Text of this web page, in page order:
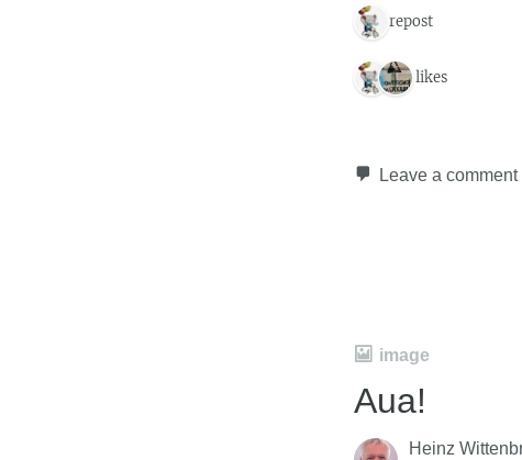
1 repost
2 likes
Leave a comment
image
Aua!
Heinz